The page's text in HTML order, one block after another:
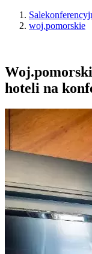
woj.pomorskie
hoteli na